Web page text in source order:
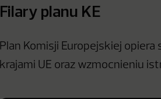
Filary planu KE
Plan Komisji Europejskiej
krajami UE oraz wzmocnieniu